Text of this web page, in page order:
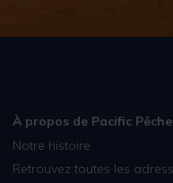
À propos de Pacific Pêche
Notre histoire
Retrouvez toutes les